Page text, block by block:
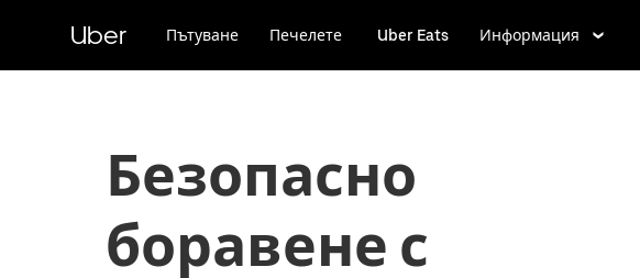
основното
съдържание
Uber Пътуване Печелете Uber Eats Информация
Безопасно
боравене с